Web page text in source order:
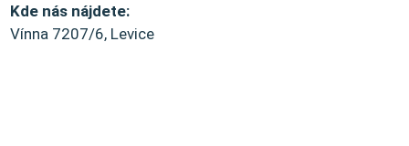
Kde nás nájdete:
Vínna 7207/6, Levice